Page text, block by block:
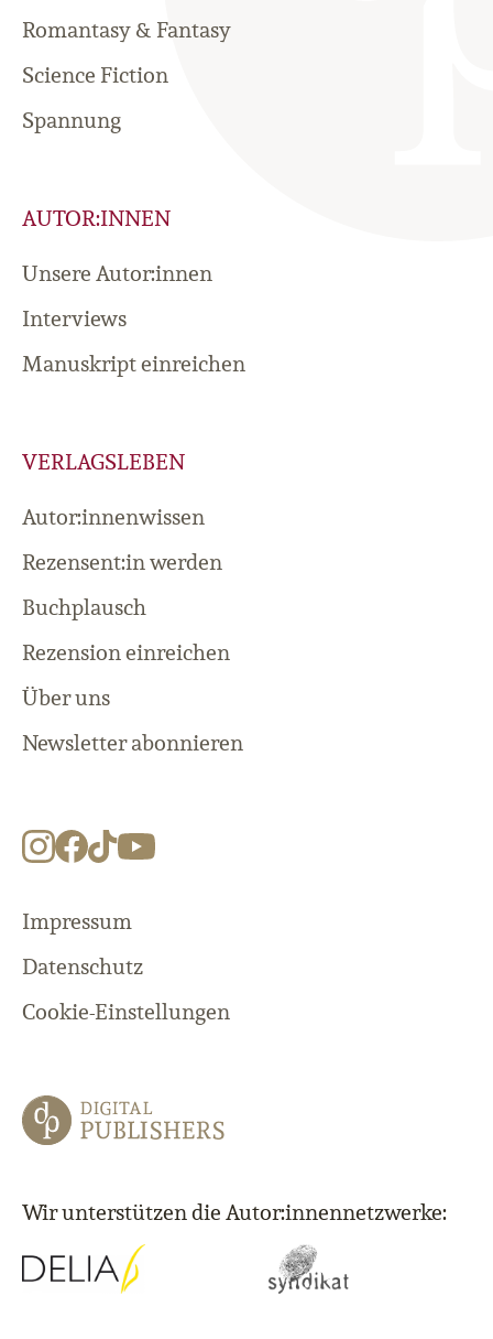
Romantasy & Fantasy
Science Fiction
Spannung
AUTOR:INNEN
Unsere Autor:innen
Interviews
Manuskript einreichen
VERLAGSLEBEN
Autor:innenwissen
Rezensent:in werden
Buchplausch
Rezension einreichen
Über uns
Newsletter abonnieren
Impressum
Datenschutz
Cookie-Einstellungen
Wir unterstützen die Autor:innennetzwerke: